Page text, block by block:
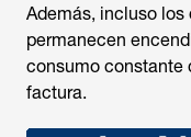
Además, incluso
permanecen
consumo constante
factura.